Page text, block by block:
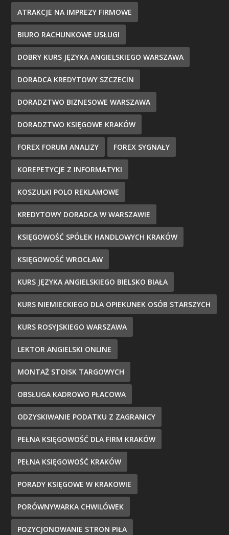
ATRAKCJE NA IMPREZY FIRMOWE
BIURO RACHUNKOWE USŁUGI
DOBRY KURS JĘZYKA ANGIELSKIEGO WARSZAWA
DORADCA KREDYTOWY SZCZECIN
DORADZTWO BIZNESOWE WARSZAWA
DORADZTWO KSIĘGOWE KRAKÓW
FOREX FORUM ANALIZY FOREX SYGNAŁY
KOREPETYCJE Z INFORMATYKI
KOSZULKI POLO REKLAMOWE
KREDYTOWY DORADCA W WARSZAWIE
KSIĘGOWOŚĆ SPÓŁEK HANDLOWYCH KRAKÓW
KSIĘGOWOŚĆ WROCŁAW
KURS JĘZYKA ANGIELSKIEGO BIELSKO BIAŁA
KURS NIEMIECKIEGO DLA OPIEKUNEK OSÓB STARSZYCH
KURS ROSYJSKIEGO WARSZAWA
LEKTOR ANGIELSKI ONLINE
MONTAŻ STOISK TARGOWYCH
OBSŁUGA KADROWO PŁACOWA
ODZYSKIWANIE PODATKU Z ZAGRANICY
PEŁNA KSIĘGOWOŚĆ DLA FIRM KRAKÓW
PEŁNA KSIĘGOWOŚĆ KRAKÓW
PORADY KSIĘGOWE W KRAKOWIE
PORÓWNYWARKA CHWILÓWEK
POZYCJONOWANIE STRON PIŁA